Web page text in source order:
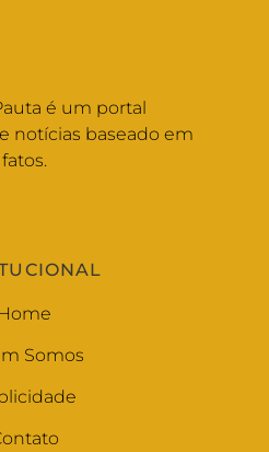
é um portal
notícias baseado em
fatos.
Home
Somos